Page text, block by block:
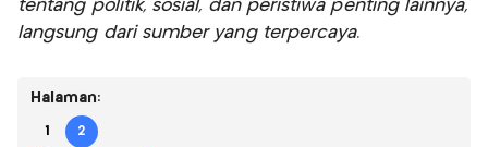
tentang politik, sosial, dan peristiwa penting lainnya,
langsung dari sumber yang terpercaya.
Halaman:
1 2